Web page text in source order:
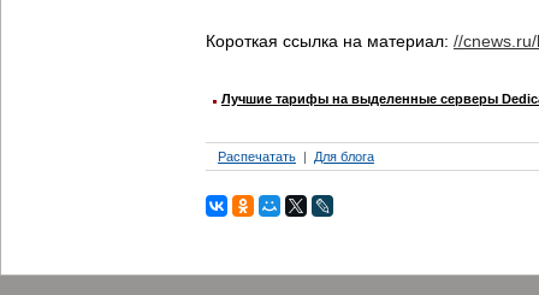
Короткая ссылка на материал: //
Лучшие тарифы на выделенные серверы
Распечатать Для блога